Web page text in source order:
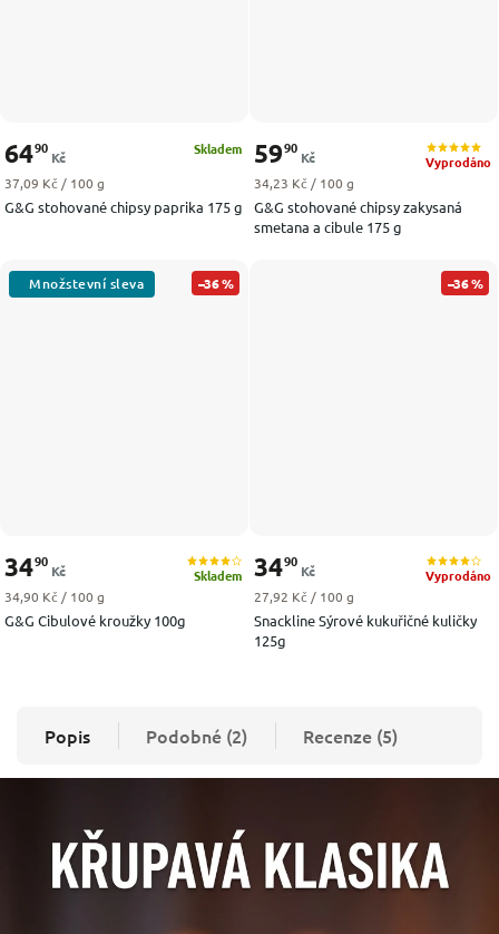
G&G stohované chipsy paprika 175 g
Skladem
6490
Kč
Měrná cena:
37,09 Kč / 100 g
G&G stohované chipsy zakysaná
smetana a cibule 175 g
Vyprodáno
5990
Kč
Měrná cena:
34,23 Kč / 100 g
–36 %
G&G Cibulové kroužky 100g
Skladem
3490
Kč
Měrná cena:
34,90 Kč / 100 g
–36 %
Snackline Sýrové kukuřičné kuličky
125g
Vyprodáno
3490
Kč
Měrná cena:
27,92 Kč / 100 g
Popis Podobné (2) Recenze (5)